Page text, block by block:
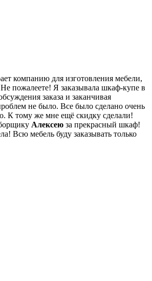
компанию для изготовления мебели,
пожалеете! Я заказывала шкаф-купе в
заказа и заканчивая
не было. Все было сделано очень
К тому же мне ещё скидку сделали!
Алексею за прекрасный шкаф!
Всю мебель буду заказывать только